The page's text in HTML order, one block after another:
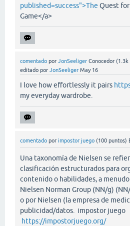
published=success">The Quest
Game</a>
comentado por JonSeeliger Conocedor (1.3k
editado por JonSeeliger May 16
I love how effortlessly it pairs
my everyday wardrobe.
comentado por impostor juego (100 puntos)
Una taxonomía de Nielsen se
clasificación estructurados para
contenido o habilidades, a
Nielsen Norman Group (NN/g)
o por Nielsen (la empresa de
publicidad/datos. impostor juego
https://impostorjuego.org/